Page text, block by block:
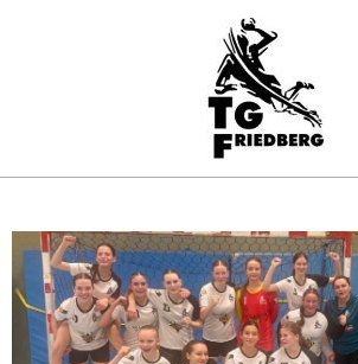
TG
FRIEDBERG
HANDBALL
Menu